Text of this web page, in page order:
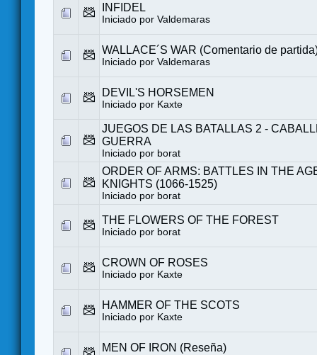
INFIDEL
Iniciado por Valdemaras
WALLACE´S WAR (Comentario de
Iniciado por Valdemaras
DEVIL'S HORSEMEN
Iniciado por Kaxte
JUEGOS DE LAS BATALLAS 2 -
GUERRA
Iniciado por borat
ORDER OF ARMS: BATTLES IN THE
KNIGHTS (1066-1525)
Iniciado por borat
THE FLOWERS OF THE FOREST
Iniciado por borat
CROWN OF ROSES
Iniciado por Kaxte
HAMMER OF THE SCOTS
Iniciado por Kaxte
MEN OF IRON (Reseña)